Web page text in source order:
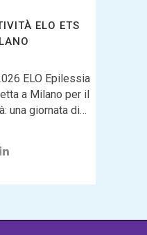
ELO ETS
ELO Epilessia
a Milano per il
una giornata di